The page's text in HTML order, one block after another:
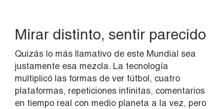
Mirar distinto, sentir parecido
Quizás lo más llamativo de este Mundial sea
justamente esa mezcla. La tecnología
multiplicó las formas de ver fútbol, cuatro
plataformas, repeticiones infinitas, comentarios
en tiempo real con medio planeta a la vez, pero